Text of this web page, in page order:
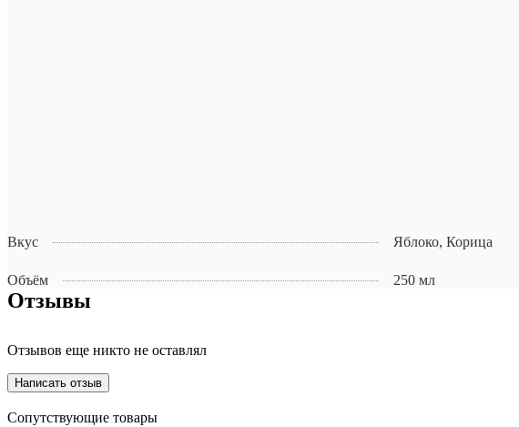
Вкус Яблоко, Корица
Объём 250 мл
Отзывы
Отзывов еще никто не оставлял
Написать отзыв
Сопутствующие товары